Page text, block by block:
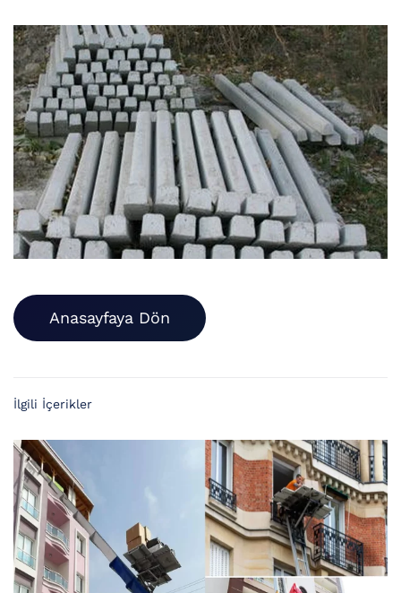
Anasayfaya Dön
İlgili İçerikler